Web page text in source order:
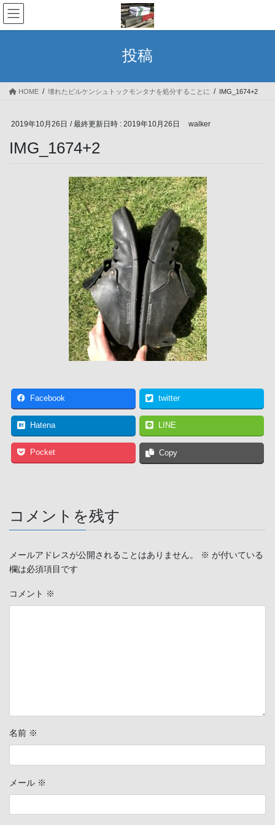
コ
ン
テ
ス
ナ
ビ
ゲ
ン
投稿
HOME 壊れたビルケンシュトックモンタナを処分することに IMG_1674+2
2019年10月26日 / 最終更新日時 : 2019年10月26日 walker
IMG_1674+2
Facebook twitter
Hatena LINE
Pocket Copy
コメントを残す
メールアドレスが公開されることはありません。 ※ が付いている
欄は必須項目です
コメント ※
名前 ※
メール ※